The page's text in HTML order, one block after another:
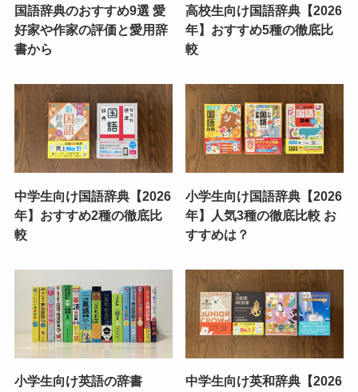
国語辞典のおすすめ9選 愛
好家や作家の評価と愛用辞
書から
高校生向け国語辞典【2026
年】おすすめ5種の徹底比
較
中学生向け国語辞典【2026
年】おすすめ2種の徹底比
較
小学生向け国語辞典【2026
年】人気3種の徹底比較 お
すすめは？
小学生向け英語の辞書
中学生向け英和辞典【2026